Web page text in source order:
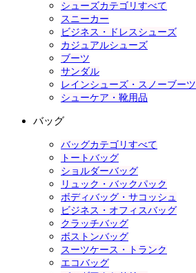
シューズカテゴリすべて
スニーカー
ビジネス・ドレスシューズ
カジュアルシューズ
ブーツ
サンダル
レインシューズ・スノーブーツ
シューケア・靴用品
バッグ
バッグカテゴリすべて
トートバッグ
ショルダーバッグ
リュック・バックパック
ボディバッグ・サコッシュ
ビジネス・オフィスバッグ
クラッチバッグ
ボストンバッグ
スーツケース・トランク
エコバッグ